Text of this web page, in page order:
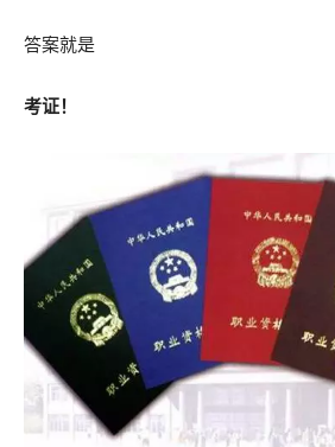
答案就是
考证！